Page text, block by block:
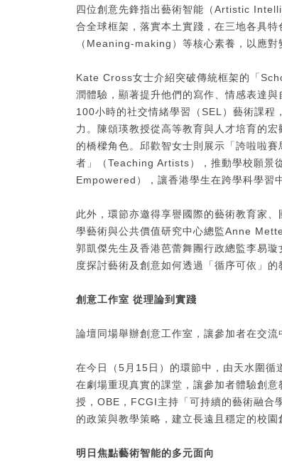
四位創意先鋒指出藝術智能（Artistic
合全球框架，落實本土實踐，在三地各具
（Meaning-making）等核心素養，以應對
Kate Cross女士介紹突破傳統框架的「
潤體驗，顯著提升他們的寫作、情感表達
100小時的社交情緒學習（SEL）藝術課程
力。陳頌瑛教授從高等教育與人才培育的
的橋樑角色。邱歡智女士則展示「誇啦啦
者」（Teaching Artists），推動學校願景
Empowered），讓香港學生在跨學科學習
此外，環節亦邀得享譽國際的藝術教育家
學藝術與公共價值研究中心總監Anne
郭凱傑先生及香港芭蕾舞團行政總監李易
度探討藝術及創意如何透過「循序可依」
創意工作室 從理論到實踐
論壇同場舉辦創意工作室，讓參加者在交
在今日（5月15日）的環節中，由天水圍循
在劇場重現真實的課堂，讓參加者體驗創
授，OBE，FCGI主持「可持續的藝術融合
的政策與教學策略，建立長遠且穩定的校園
明日焦點藝術智能的多元面向